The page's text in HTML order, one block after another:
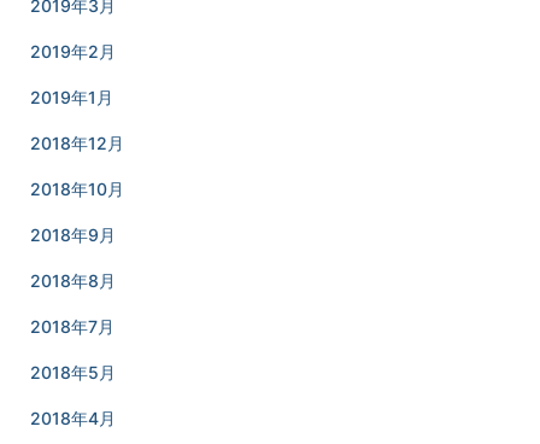
2019年3月
2019年2月
2019年1月
2018年12月
2018年10月
2018年9月
2018年8月
2018年7月
2018年5月
2018年4月